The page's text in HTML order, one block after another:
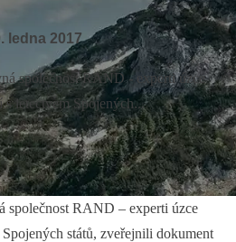
ledna 2017
společnost RAND - experti úzce
s letectvem Spojených...
společnost RAND – experti úzce
států, zveřejnili dokument